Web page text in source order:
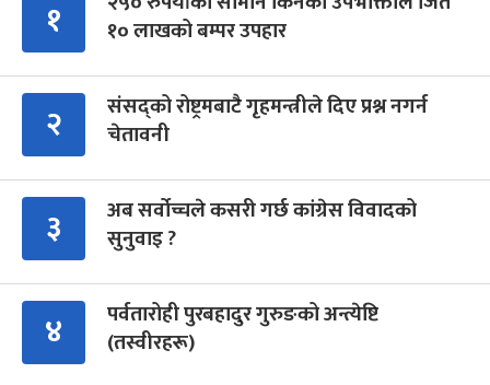
१
१० लाखको बम्पर उपहार
२
संसद्को रोष्ट्रमबाटै गृहमन्त्रीले दिए प्रश्न नगर्न
चेतावनी
३
अब सर्वोच्चले कसरी गर्छ कांग्रेस विवादको
सुनुवाइ ?
४
पर्वतारोही पुरबहादुर गुरुङको अन्त्येष्टि
(तस्वीरहरू)